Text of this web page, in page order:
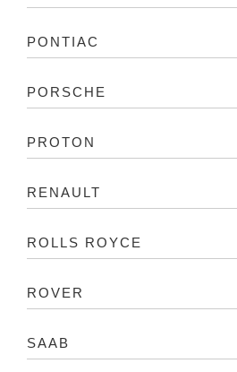
PONTIAC
PORSCHE
PROTON
RENAULT
ROLLS ROYCE
ROVER
SAAB